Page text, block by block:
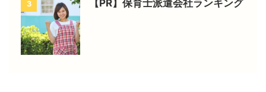
3 【PR】保育士派遣会社ランキング